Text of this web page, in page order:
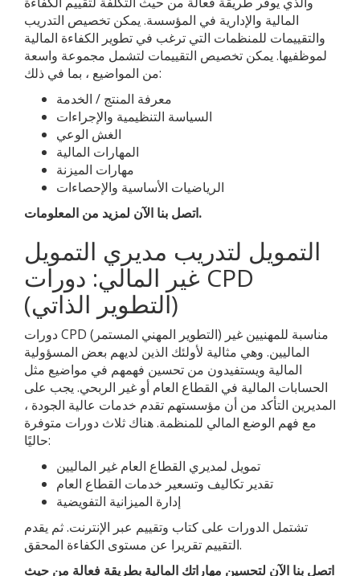
المالية والإدارية في المؤسسة. يمكن تخصيص التدريب
والتقييمات للمنظمات التي ترغب في تطوير الكفاءة المالية
لموظفيها. يمكن تخصيص التقييمات لتشمل مجموعة واسعة
من المواضيع ، بما في ذلك:
معرفة المنتج / الخدمة
السياسة التنظيمية والإجراءات
الغش الوعي
المهارات المالية
مهارات الميزنة
الرياضيات الأساسية والإحصاءات
اتصل بنا الآن لمزيد من المعلومات.
التمويل لتدريب مديري التمويل
غير المالي: دورات CPD
(التطوير الذاتي)
دورات CPD (التطوير المهني المستمر) مناسبة للمهنيين غير
الماليين. وهي مثالية لأولئك الذين لديهم بعض المسؤولية
المالية ويستفيدون من تحسين فهمهم في مواضيع مثل
الحسابات المالية في القطاع العام أو غير الربحي. يجب على
المديرين التأكد من أن مؤسستهم تقدم خدمات عالية الجودة ،
مع فهم الوضع المالي للمنظمة. هناك ثلاث دورات متوفرة
حاليًا:
تمويل لمديري القطاع العام غير الماليين
تقدير تكاليف وتسعير خدمات القطاع العام
إدارة الميزانية التفويضية
تشتمل الدورات على كتاب وتقييم عبر الإنترنت. ثم يقدم
التقييم تقريرا عن مستوى الكفاءة المحقق.
اتصل بنا الآن لتحسين مهاراتك المالية بطريقة فعالة من حيث